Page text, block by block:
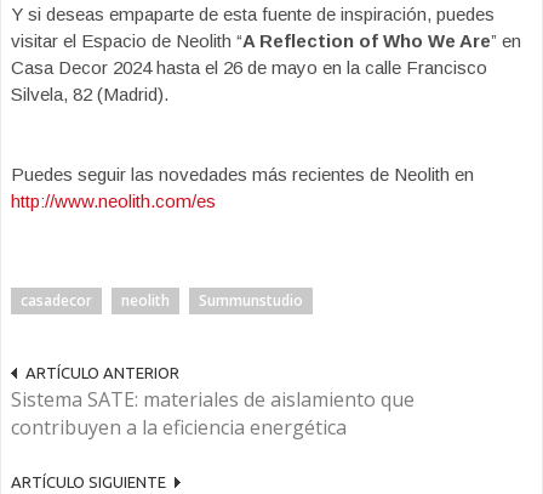
Y si deseas empaparte de esta fuente de inspiración, puedes
visitar el Espacio de Neolith “A Reflection of Who We Are” en
Casa Decor 2024 hasta el 26 de mayo en la calle Francisco
Silvela, 82 (Madrid).
Puedes seguir las novedades más recientes de Neolith en
http://www.neolith.com/es
casadecor neolith Summunstudio
ARTÍCULO ANTERIOR
Sistema SATE: materiales de aislamiento que
contribuyen a la eficiencia energética
ARTÍCULO SIGUIENTE